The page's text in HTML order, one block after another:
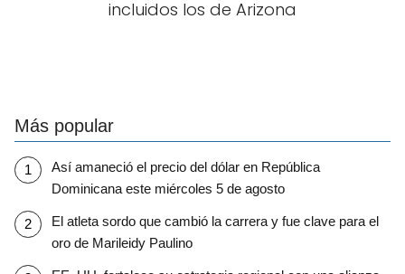
incluidos los de Arizona
Más popular
Así amaneció el precio del dólar en República
Dominicana este miércoles 5 de agosto
El atleta sordo que cambió la carrera y fue clave para el
oro de Marileidy Paulino